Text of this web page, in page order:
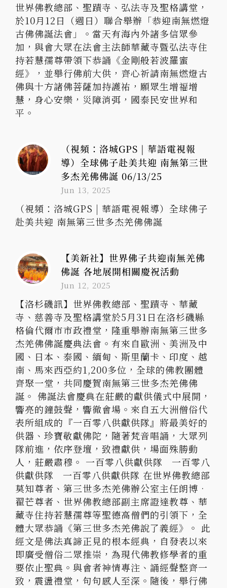
世界佛教總部、聖蹟寺、弘法寺及聖格講堂，
於10月12日（週日）聯合舉辦「恭迎南無燃燈
古佛佛誕法會」。當天有海內外諸多信眾參
加，與會大眾在法會主法師華藏寺暨弘法寺住
持若慧孺尊帶領下恭誦《金剛般若波羅蜜
經》，並舉行佛前大供，齊心祈請南無燃燈古
佛與十方諸佛菩薩加持護祐，願眾生增福增
慧，身心安樂，災障消弭，國泰民安世界和
平。
（視頻：洛城GPS | 華語電視報
導）全球佛子赴美共迎 南無第三世
多杰羌佛佛誕 06/13/25
Jun 13, 2025
（視頻：洛城GPS | 華語電視報導）全球佛子
赴美共迎 南無第三世多杰羌佛佛誕
【美新社】世界佛子共迎南無羌佛
佛誕 各地展開相關慶祝活動
Jun 12, 2025
【洛杉磯訊】世界佛教總部、聖蹟寺、華藏
寺、慈善寺及聖格講堂於5月31日在洛杉磯縣
格倫代爾市市政禮堂，隆重舉辦南無第三世多
杰羌佛佛誕慶典法會。有來自歐洲、美洲及中
國、日本、泰國、緬甸、斯里蘭卡、印度、越
南、馬來西亞約1,200多位，全球的佛教團體
齊聚一堂，共同慶賀南無第三世多杰羌佛佛
誕。 佛誕法會慶典在莊嚴的獻供儀式中展開，
響亮的鐘鼓聲，響徹會場。來自五大洲僧俗代
表所組成的『一百零八供獻供隊』將最美好的
供器、珍寶敬獻佛陀，隨著梵音唱誦，大眾列
隊前進，依序登壇，致禮獻供，場面殊勝動
人，莊嚴肅穆。 一百零八供獻供隊 一百零八
供獻供隊 一百零八供獻供隊 在世界佛教總部
莫知尊者、第三世多杰羌佛辦公室主任朗博•
翟芒尊者、世界佛教總部副主席證達教尊、華
藏寺住持若慧孺尊等聖德高僧們的引領下，全
體大眾恭誦《第三世多杰羌佛說了義經》。 此
經文是佛法真諦正見的根本經典，自發表以來
即廣受僧俗二眾推崇，為現代佛教修學者的重
要依止聖典。與會者神情專注、誦經聲整齊一
致，震盪禮堂，句句感人至深。隨後，舉行佛